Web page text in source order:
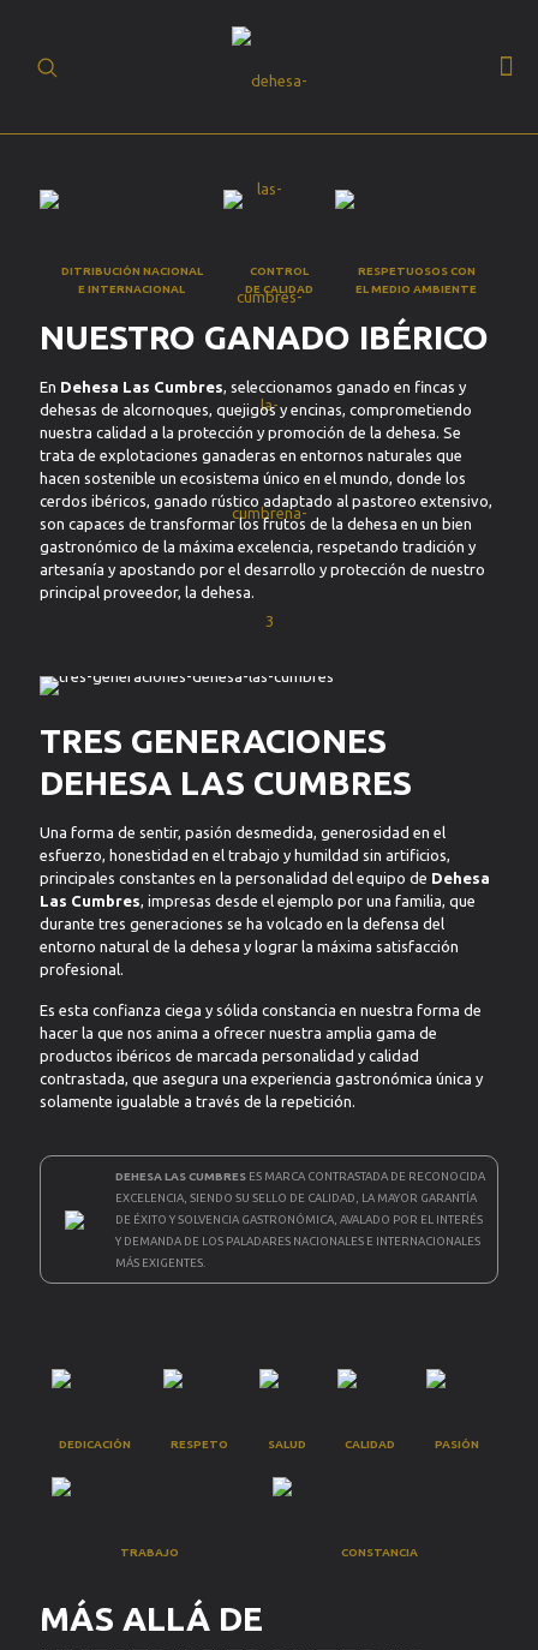
(+34) 93 630 19
DITRIBUCIÓN NACIONAL
E INTERNACIONAL
CONTROL
DE CALIDAD
RESPETUOSOS CON
EL MEDIO AMBIENTE
NUESTRO GANADO IBÉRICO
En Dehesa Las Cumbres, seleccionamos ganado en fincas y
dehesas de alcornoques, quejigos y encinas, comprometiendo
nuestra calidad a la protección y promoción de la dehesa. Se
trata de explotaciones ganaderas en entornos naturales que
hacen sostenible un ecosistema único en el mundo, donde los
cerdos ibéricos, ganado rústico adaptado al pastoreo extensivo,
son capaces de transformar los frutos de la dehesa en un bien
gastronómico de la máxima excelencia, respetando tradición y
artesanía y apostando por el desarrollo y protección de nuestro
principal proveedor, la dehesa.
DITRIBUCIÓN NACIONAL
E INTERNACIONAL
CONTROL
DE CALIDAD
EL MEDIO AMBIENTE
TRES GENERACIONES
DEHESA LAS CUMBRES
Una forma de sentir, pasión desmedida, generosidad en el
esfuerzo, honestidad en el trabajo y humildad sin artificios,
principales constantes en la personalidad del equipo de Dehesa
Las Cumbres, impresas desde el ejemplo por una familia, que
durante tres generaciones se ha volcado en la defensa del
entorno natural de la dehesa y lograr la máxima satisfacción
profesional.
Es esta confianza ciega y sólida constancia en nuestra forma de
hacer la que nos anima a ofrecer nuestra amplia gama de
productos ibéricos de marcada personalidad y calidad
contrastada, que asegura una experiencia gastronómica única y
solamente igualable a través de la repetición.
DEHESA LAS CUMBRESES MARCA CONTRASTADA DE RECONOCIDA
EXCELENCIA, SIENDO SU SELLO DE CALIDAD, LA MAYOR GARANTÍA
DE ÉXITO Y SOLVENCIA GASTRONÓMICA, AVALADO POR EL INTERÉS
Y DEMANDA DE LOS PALADARES NACIONALES E INTERNACIONALES
MÁS EXIGENTES.
DEDICACIÓN RESPETO SALUD CALIDAD PASIÓN
TRABAJO CONSTANCIA
MÁS ALLÁ DE